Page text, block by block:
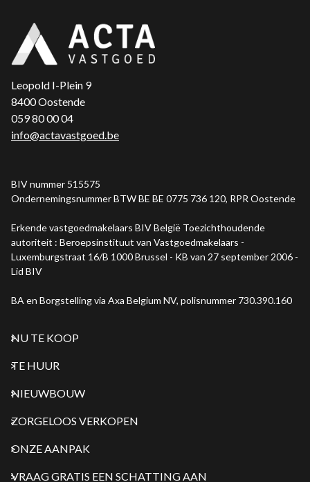
Leopold I-Plein 9
8400 Oostende
059 80 00 04
info@actavastgoed.be
BIV nummer 515575
Ondernemingsnummer BTW BE BE 0775 736 120, RPR Oostende
Erkende vastgoedmakelaars BIV België Toezichthoudende
autoriteit : Beroepsinstituut van Vastgoedmakelaars -
Luxemburgstraat 16/B 1000 Brussel - KB van 27 september 2006 -
Lid BIV
BA en Borgstelling via Axa Belgium NV, polisnummer 730.390.160
NU TE KOOP
TE HUUR
NIEUWBOUW
ZORGELOOS VERKOPEN
ONZE AANPAK
VRAAG GRATIS EEN SCHATTING AAN